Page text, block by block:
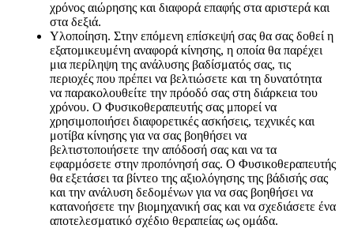
χρόνος αιώρησης και διαφορά επαφής στα αριστερά και
στα δεξιά.
Υλοποίηση. Στην επόμενη επίσκεψή σας θα σας δοθεί η
εξατομικευμένη αναφορά κίνησης, η οποία θα παρέχει
μια περίληψη της ανάλυσης βαδίσματός σας, τις
περιοχές που πρέπει να βελτιώσετε και τη δυνατότητα
να παρακολουθείτε την πρόοδό σας στη διάρκεια του
χρόνου. Ο Φυσικοθεραπευτής σας μπορεί να
χρησιμοποιήσει διαφορετικές ασκήσεις, τεχνικές και
μοτίβα κίνησης για να σας βοηθήσει να
βελτιστοποιήσετε την απόδοσή σας και να τα
εφαρμόσετε στην προπόνησή σας. Ο Φυσικοθεραπευτής
θα εξετάσει τα βίντεο της αξιολόγησης της βάδισής σας
και την ανάλυση δεδομένων για να σας βοηθήσει να
κατανοήσετε την βιομηχανική σας και να σχεδιάσετε ένα
αποτελεσματικό σχέδιο θεραπείας ως ομάδα.